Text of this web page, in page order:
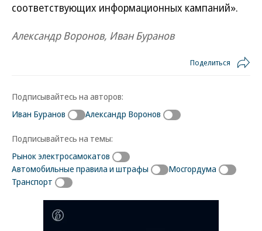
соответствующих информационных кампаний».
Александр Воронов, Иван Буранов
Поделиться
Подписывайтесь на авторов:
Иван Буранов
Александр Воронов
Подписывайтесь на темы:
Рынок электросамокатов
Автомобильные правила и штрафы
Мосгордума
Транспорт